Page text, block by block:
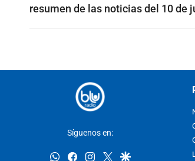
resumen de las noticias del 10 de
Síguenos en:
whatsappfacebookinstagram
twittergoogle